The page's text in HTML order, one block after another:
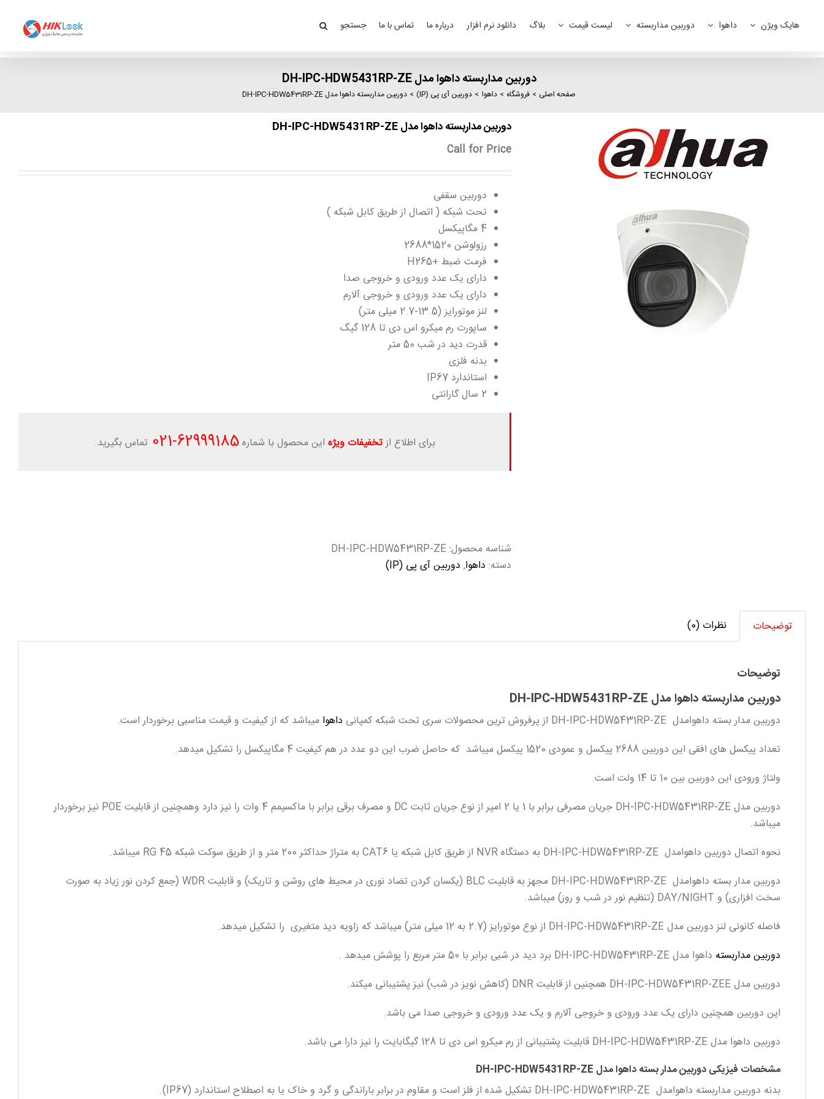
هایک ویژن داهوا دوربین مداربسته لیست قیمت بلاگ دانلود نرم افزار درباره ما تماس با ما جستجو
دوربین مداربسته داهوا مدل DH-IPC-HDW5431RP-ZE
صفحه اصلی فروشگاه داهوا دوربین آی پی (IP) دوربین مداربسته داهوا مدل DH-IPC-HDW5431RP-ZE
دوربین مداربسته داهوا مدل DH-IPC-HDW5431RP-ZE
Call for Price
دوربین سقفی
تحت شبکه ( اتصال از طریق کابل شبکه )
4 مگاپیکسل
رزولوشن 1520*2688
فرمت ضبط +H265
دارای یک عدد ورودی و خروجی صدا
دارای یک عدد ورودی و خروجی آلارم
لنز موتورایز (13.5-2.7 میلی متر)
ساپورت رم میکرو اس دی تا 128 گیگ
قدرت دید در شب 50 متر
بدنه فلزی
استاندارد IP67
2 سال گارانتی
برای اطلاع ازتخفیفات ویژه این محصول با شماره62999185
-021 تماس بگیرید.
شناسه محصول:DH-IPC-HDW5431RP-ZE
دسته: داهوا, دوربین آی پی (IP)
توضیحات نظرات (0)
توضیحات
دوربین مداربسته داهوا مدل DH-IPC-HDW5431RP-ZE
دوربین مدار بسته داهوامدل DH-IPC-HDW5431RP-ZE از پرفروش ترین محصولات سری تحت شبکه کمپانی داهوا میباشد که از کیفیت و قیمت مناسبی برخوردار است.
تعداد پیکسل های افقی این دوربین 2688 پیکسل و عمودی 1520 پیکسل میباشد که حاصل ضرب این دو عدد در هم کیفیت 4 مگاپیکسل را تشکیل میدهد.
ولتاژ ورودی این دوربین بین 10 تا 14 ولت است.
دوربین مدل DH-IPC-HDW5431RP-ZE جریان مصرفی برابر با 1 یا 2 امپر از نوع جریان ثابت DC و مصرف برقی برابر با ماکسیمم 4 وات را نیز دارد وهمچنین از قابلیت POE نیز برخوردار
میباشد.
نحوه اتصال دوربین داهوامدل DH-IPC-HDW5431RP-ZE به دستگاه NVR از طریق کابل شبکه یا CAT6 به متراژ حداکثر 200 متر و از طریق سوکت شبکه RG 45 میباشد.
دوربین مدار بسته داهوامدل DH-IPC-HDW5431RP-ZE مجهز به قابلیت BLC (یکسان کردن تضاد نوری در محیط های روشن و تاریک) و قابلیت WDR (جمع کردن نور زیاد به صورت
سخت افزاری) و DAY/NIGHT (تنظیم نور در شب و روز) میباشد.
فاصله کانونی لنز دوربین مدل DH-IPC-HDW5431RP-ZE از نوع موتورایز (2.7 به 12 میلی متر) میباشد که زاویه دید متغیری را تشکیل میدهد.
دوربین مداربسته داهوا مدل DH-IPC-HDW5431RP-ZE برد دید در شبی برابر با 50 متر مربع را پوشش میدهد .
دوربین مدل DH-IPC-HDW5431RP-ZEE همچنین از قابلیت DNR (کاهش نویز در شب) نیز پشتیبانی میکند.
این دوربین همچنین دارای یک عدد ورودی و خروجی آلارم و یک عدد ورودی و خروجی صدا می باشد.
دوربین داهوا مدل DH-IPC-HDW5431RP-ZE قابلیت پشتیبانی از رم میکرو اس دی تا 128 گیگابایت را نیز دارا می باشد.
مشخصات فیزیکی دوربین مدار بسته داهوا مدل DH-IPC-HDW5431RP-ZE
بدنه دوربین مداربسته داهوامدل DH-IPC-HDW5431RP-ZE تشکیل شده از فلز است و مقاوم در برابر باراندگی و گرد و خاک یا به اصطلاح استاندارد (IP67).